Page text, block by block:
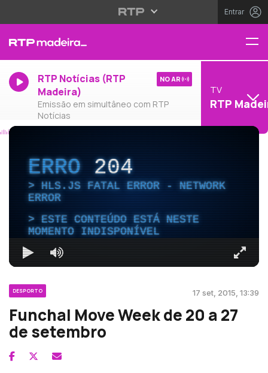
Entrar
RTP Notícias (RTP
Madeira)
Emissão em simultâneo com RTP
Notícias
NO AR
TV
RTP
ERRO204
HLS.JS FATAL ERROR - NETWORK
ERROR
ESTE CONTEÚDO ESTÁ NESTE
MOMENTO INDISPONÍVEL
DESPORTO 17 set, 2015, 13:39
Funchal Move Week de 20 a 27
de setembro